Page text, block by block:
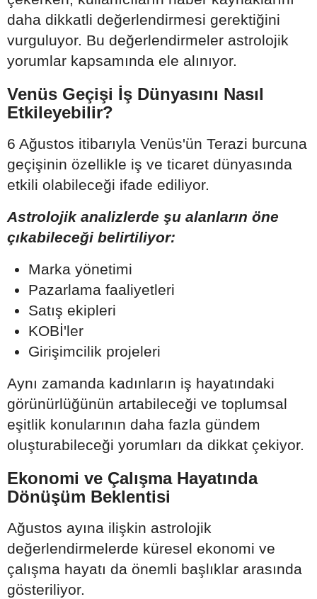
daha dikkatli değerlendirmesi gerektiğini
vurguluyor. Bu değerlendirmeler astrolojik
yorumlar kapsamında ele alınıyor.
Venüs Geçişi İş Dünyasını Nasıl
Etkileyebilir?
6 Ağustos itibarıyla Venüs'ün Terazi burcuna
geçişinin özellikle iş ve ticaret dünyasında
etkili olabileceği ifade ediliyor.
Astrolojik analizlerde şu alanların öne
çıkabileceği belirtiliyor:
Marka yönetimi
Pazarlama faaliyetleri
Satış ekipleri
KOBİ'ler
Girişimcilik projeleri
Aynı zamanda kadınların iş hayatındaki
görünürlüğünün artabileceği ve toplumsal
eşitlik konularının daha fazla gündem
oluşturabileceği yorumları da dikkat çekiyor.
Ekonomi ve Çalışma Hayatında
Dönüşüm Beklentisi
Ağustos ayına ilişkin astrolojik
değerlendirmelerde küresel ekonomi ve
çalışma hayatı da önemli başlıklar arasında
gösteriliyor.